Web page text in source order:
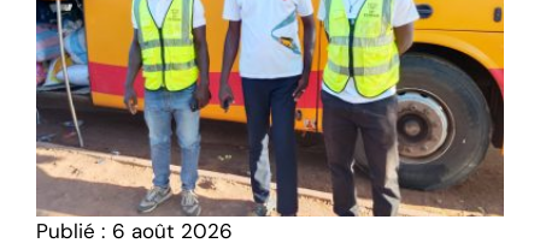
Publié : 6 août 2026